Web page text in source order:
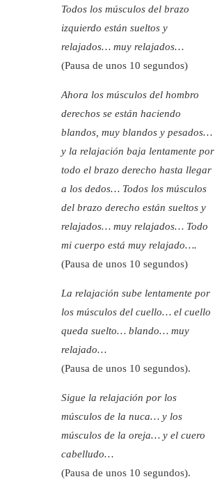
Todos los músculos del brazo
izquierdo están sueltos y
relajados… muy relajados…
(Pausa de unos 10 segundos)
Ahora los músculos del hombro
derechos se están haciendo
blandos, muy blandos y pesados…
y la relajación baja lentamente por
todo el brazo derecho hasta llegar
a los dedos… Todos los músculos
del brazo derecho están sueltos y
relajados… muy relajados… Todo
mi cuerpo está muy relajado….
(Pausa de unos 10 segundos)
La relajación sube lentamente por
los músculos del cuello… el cuello
queda suelto… blando… muy
relajado…
(Pausa de unos 10 segundos).
Sigue la relajación por los
músculos de la nuca… y los
músculos de la oreja… y el cuero
cabelludo…
(Pausa de unos 10 segundos).